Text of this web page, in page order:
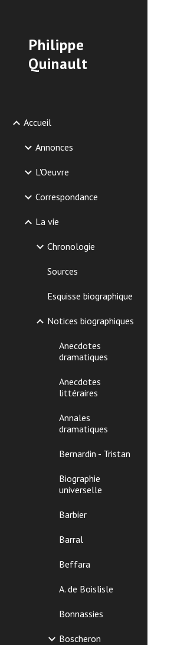
Philippe
Quinault
Accueil
Annonces
L'Oeuvre
Correspondance
La vie
Chronologie
Sources
Esquisse biographique
Notices biographiques
Anecdotes
dramatiques
Anecdotes
littéraires
Annales
dramatiques
Bernardin - Tristan
Biographie
universelle
Barbier
Barral
Beffara
A. de Boislisle
Bonnassies
Boscheron